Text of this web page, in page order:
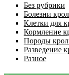
Без рубрики
Болезни
Клетки для
Кормление
Породы
Разведение
Разное